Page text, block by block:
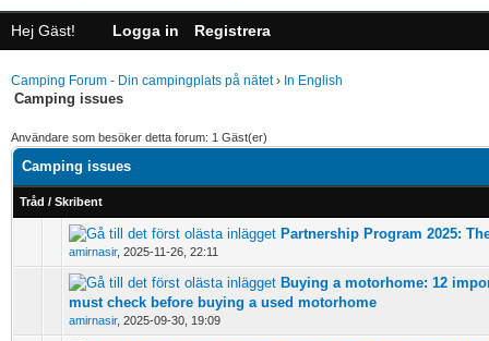
Hej Gäst! Logga in Registrera
Camping Forum - Din campingplats på nätet› In English
Camping issues
Användare som besöker detta forum: 1 Gäst(er)
Camping issues
Tråd / Skribent
Partnership Program 2025:
amirnasir, 2025-11-26, 22:11
0 Vote(s) - 0 out of 5 in Average
Buying a motorhome: 12
must check before buying a used motorhome
amirnasir, 2025-09-30, 19:09
0 Vote(s) - 0 out of 5 in Average